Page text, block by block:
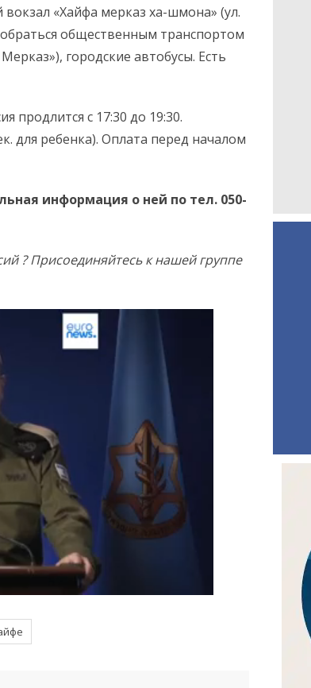
«Хайфа мерказ ха-шмона» (ул.
общественным транспортом
городские автобусы. Есть
продлится с 17:30 до 19:30.
для ребенка). Оплата перед началом
информация о ней по тел. 050-
? Присоединяйтесь к нашей группе